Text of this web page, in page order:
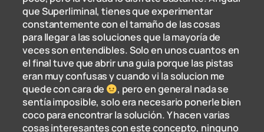
que Superliminal, tienes que experimentar
constantemente con el tamaño de las cosas
para llegar a las soluciones que la mayoría de
veces son entendibles. Solo en unos cuantos en
el final tuve que abrir una guia porque las pistas
eran muy confusas y cuando vi la solucion me
quede con cara de
, pero en general nada se
sentía imposible, solo era necesario ponerle bien
coco para encontrar la solución. Y hacen varias
cosas interesantes con este concepto, ninguno